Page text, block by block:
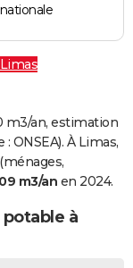
m3/an, estimation
ONSEA). À Limas,
m3/an en 2024.
à